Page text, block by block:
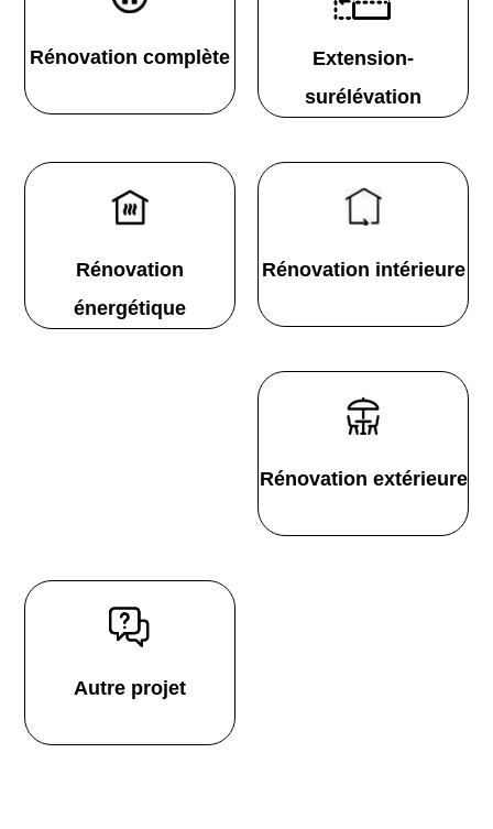
Rénovation complète
Extension-
surélévation
Rénovation
énergétique
Rénovation intérieure
Rénovation extérieure
Autre projet